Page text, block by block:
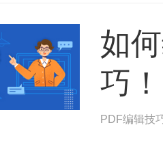
如
巧！
PDF编辑技